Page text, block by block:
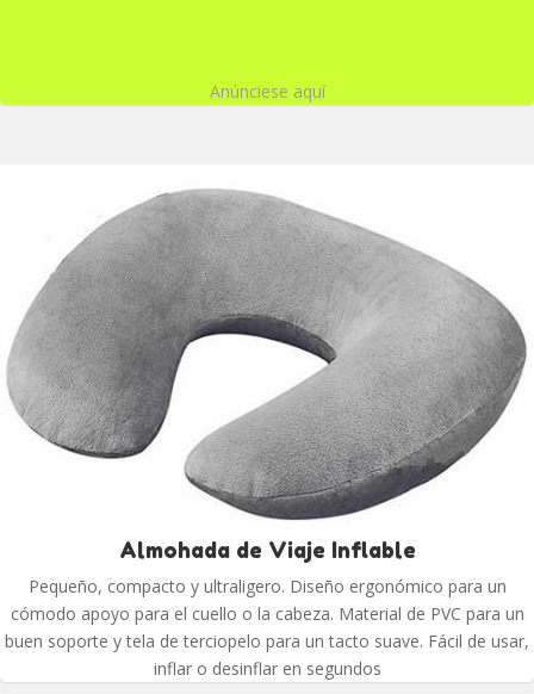
Anúnciese aquí
Almohada de Viaje Inflable
Pequeño, compacto y ultraligero. Diseño ergonómico para un
cómodo apoyo para el cuello o la cabeza. Material de PVC para un
buen soporte y tela de terciopelo para un tacto suave. Fácil de usar,
inflar o desinflar en segundos